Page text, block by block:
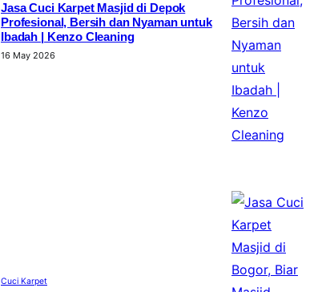
Jasa Cuci Karpet Masjid di Depok
Profesional, Bersih dan Nyaman untuk
Ibadah | Kenzo Cleaning
16 May 2026
Cuci Karpet